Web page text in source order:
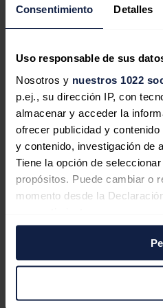
Consentimiento Detalles
Uso responsable de sus
Nosotros y nuestros 1022
p.ej., su dirección IP, con
almacenar y acceder la
ofrecer publicidad y
y contenido, investigación de
Tiene la opción de
propósitos. Puede cambiar o
momento desde la
Si lo permite, también
Recopilar información
puede tener una
Identificar su
retos del futuro", a través de la
distribución.
Mercado, ha destacado la
que la institución académica
Artificial y computación cuántica,
es referente a nivel internacional.
Noticias relacionadas
Australia quiere
inteligencia
transición